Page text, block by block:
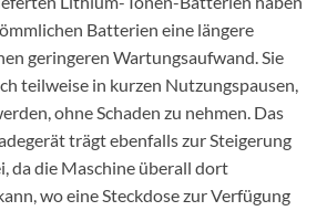
Batterien eine längere
geringeren Wartungsaufwand. Sie
teilweise in kurzen Nutzungspausen,
ohne Schaden zu nehmen. Das
trägt ebenfalls zur Steigerung
da die Maschine überall dort
wo eine Steckdose zur Verfügung